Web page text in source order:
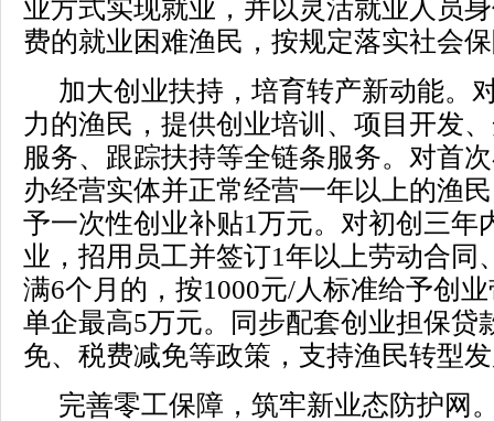
业方式实现就业，并以灵活就业人员
费的就业困难渔民，按规定落实社会
加大创业扶持，培育转产新动能。
力的渔民，提供创业培训、项目开发
服务、跟踪扶持等全链条服务。对首
办经营实体并正常经营一年以上的渔
予一次性创业补贴1万元。对初创三年
业，招用员工并签订1年以上劳动合同
满6个月的，按1000元/人标准给予创
单企最高5万元。同步配套创业担保贷
免、税费减免等政策，支持渔民转型
完善零工保障，筑牢新业态防护网